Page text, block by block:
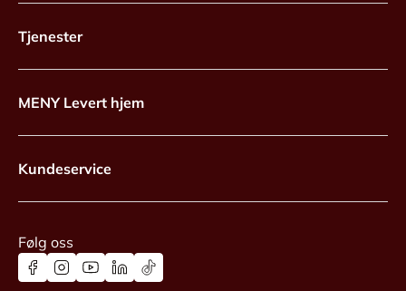
Tjenester
MENY Levert hjem
Kundeservice
Følg oss